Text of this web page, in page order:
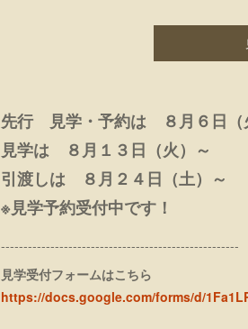
先行 見学・予約は ８月６日（
見学は ８月１３日（火）～
引渡しは ８月２４日（土）～
※見学予約受付中です！
-----------------------------------------------------
見学受付フォームはこちら
https://docs.google.com/forms/d/